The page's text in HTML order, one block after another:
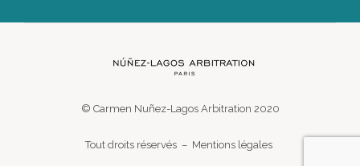
© Carmen Nuñez-Lagos Arbitration 2020
Tout droits réservés – Mentions légales